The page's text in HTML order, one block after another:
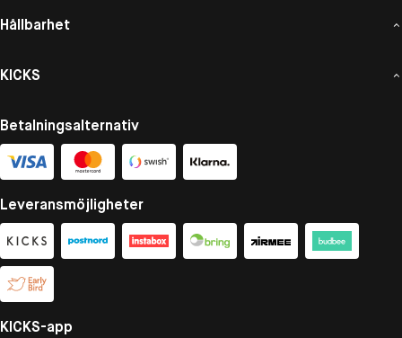
Hållbarhet
KICKS
Betalningsalternativ
Leveransmöjligheter
KICKS-app